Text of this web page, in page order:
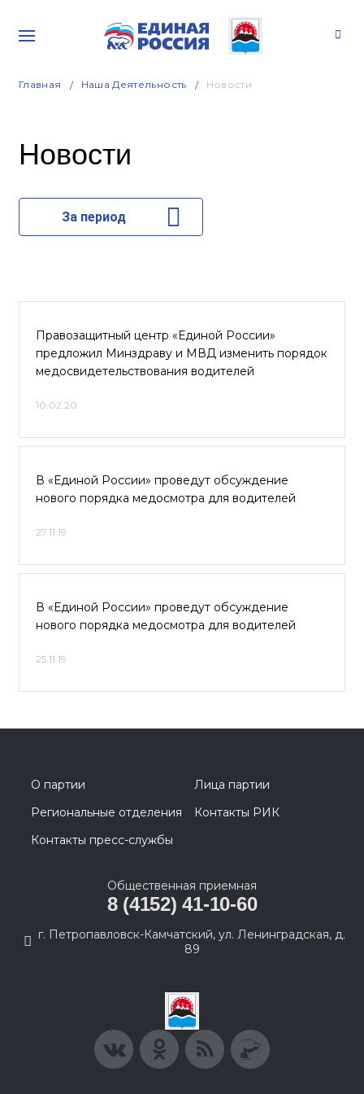
Главная Наша Деятельность Новости
Новости
За период
Правозащитный центр «Единой России»
предложил Минздраву и МВД изменить порядок
медосвидетельствования водителей
10.02.20
В «Единой России» проведут обсуждение
нового порядка медосмотра для водителей
27.11.19
В «Единой России» проведут обсуждение
нового порядка медосмотра для водителей
25.11.19
О партии
Лица партии
Региональные отделения
Контакты РИК
Контакты пресс-службы
Общественная приемная
8 (4152) 41-10-60
г. Петропавловск-Камчатский, ул. Ленинградская, д.
89